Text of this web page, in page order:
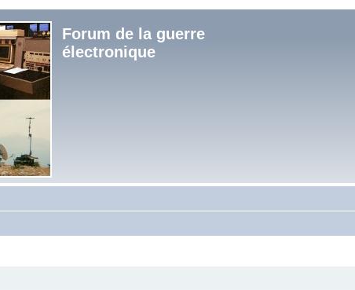
Forum de la guerre
électronique